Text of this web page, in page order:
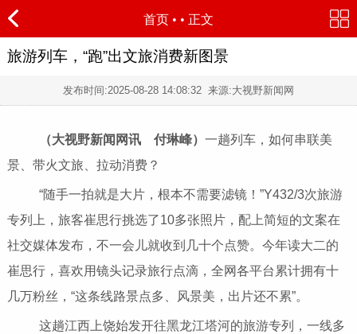
首页 • • 正文
旅游列车，“跑”出文旅消费新图景
发布时间:2025-08-28 14:08:32 来源:大视野新闻网
（大视野新闻网讯 付琳峰） 一趟列车，如何串联美
景、带火文旅、拉动消费？
“随手一拍就是大片，根本不需要滤镜！”Y432/3次旅游
专列上，旅客崔思行挑选了10多张照片，配上简短的文案在
社交媒体发布，不一会儿就收到几十个点赞。今年读大二的
崔思行，喜欢用镜头记录旅行点滴，全网各平台累计拥有十
几万粉丝，“这条线路景点多、风景美，出片还不累”。
这趟江西上饶始发开往黑龙江塔河的旅游专列，一线多